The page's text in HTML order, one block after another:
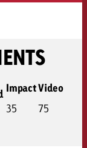
ImpactVideo
35
75